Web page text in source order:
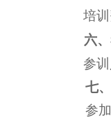
培训
六
参
七、
参